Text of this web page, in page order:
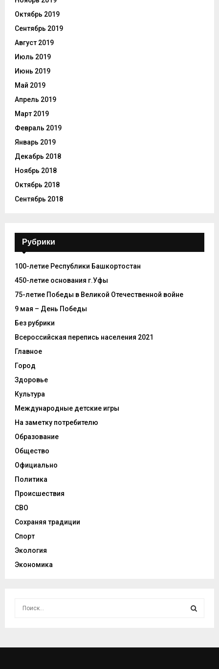
Октябрь 2019
Сентябрь 2019
Август 2019
Июль 2019
Июнь 2019
Май 2019
Апрель 2019
Март 2019
Февраль 2019
Январь 2019
Декабрь 2018
Ноябрь 2018
Октябрь 2018
Сентябрь 2018
Рубрики
100-летие Республики Башкортостан
450-летие основания г.Уфы
75-летие Победы в Великой Отечественной войне
9 мая – День Победы
Без рубрики
Всероссийская перепись населения 2021
Главное
Город
Здоровье
Культура
Международные детские игры
На заметку потребителю
Образование
Общество
Официально
Политика
Происшествия
СВО
Сохраняя традиции
Спорт
Экология
Экономика
С